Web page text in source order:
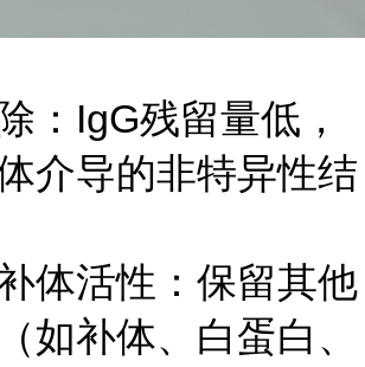
：IgG残留量低，
介导的非特异性结
体活性：保留其他
如补体、白蛋白、